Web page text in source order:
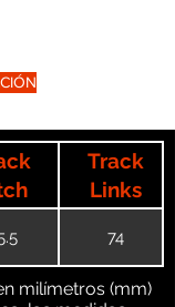
Track
Links
74
milímetros (mm)